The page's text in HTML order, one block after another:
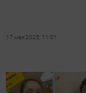
17 мая 2025, 11:01